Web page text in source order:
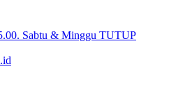
Sabtu & Minggu TUTUP